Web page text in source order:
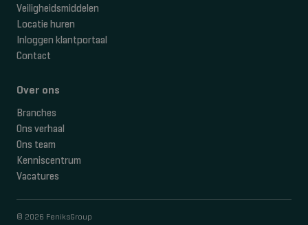
Veiligheidsmiddelen
Locatie huren
Inloggen klantportaal
Contact
Over ons
Branches
Ons verhaal
Ons team
Kenniscentrum
Vacatures
© 2026 FeniksGroup